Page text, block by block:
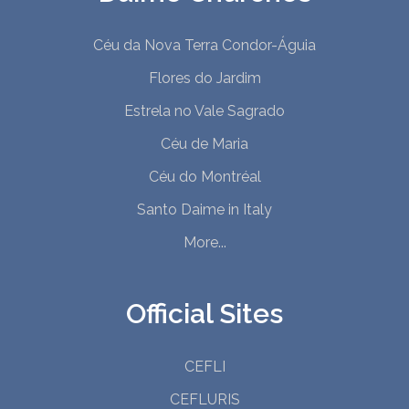
Céu da Nova Terra Condor-Águia
Flores do Jardim
Estrela no Vale Sagrado
Céu de Maria
Céu do Montréal
Santo Daime in Italy
More...
Official Sites
CEFLI
CEFLURIS